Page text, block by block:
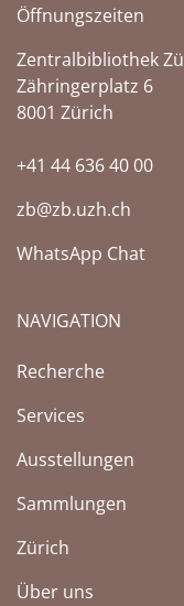
Öffnungszeiten
Zentralbibliothek
Zähringerplatz 6
8001 Zürich
+41 44 636 40 00
zb@zb.uzh.ch
WhatsApp Chat
NAVIGATION
Recherche
Services
Ausstellungen
Sammlungen
Zürich
Über uns